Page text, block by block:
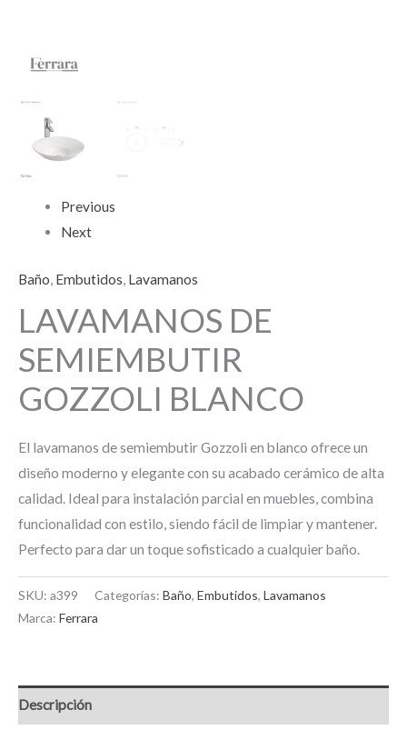
Previous
Next
Baño, Embutidos, Lavamanos
LAVAMANOS DE
SEMIEMBUTIR
GOZZOLI BLANCO
El lavamanos de semiembutir Gozzoli en blanco ofrece un
diseño moderno y elegante con su acabado cerámico de alta
calidad. Ideal para instalación parcial en muebles, combina
funcionalidad con estilo, siendo fácil de limpiar y mantener.
Perfecto para dar un toque sofisticado a cualquier baño.
SKU: a399 Categorías: Baño, Embutidos, Lavamanos
Marca: Ferrara
Descripción